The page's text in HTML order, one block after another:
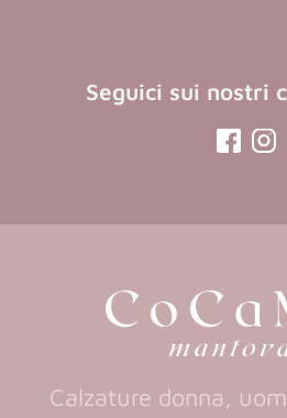
Seguici sui nostri
a
a
Calzature donna,